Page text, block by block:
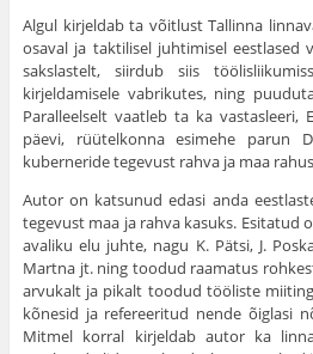
Algul kirjeldab ta võitlust Tallinna
osaval ja taktilisel juhtimisel eestlased
sakslastelt, siirdub siis
kirjeldamisele vabrikutes, ning
Paralleelselt vaatleb ta ka vastasleeri,
päevi, rüütelkonna esimehe parun
kuberneride tegevust rahva ja maa
Autor on katsunud edasi anda
tegevust maa ja rahva kasuks. Esitatud
avaliku elu juhte, nagu K. Pätsi, J.
Martna jt. ning toodud raamatus
arvukalt ja pikalt toodud tööliste
kõnesid ja refereeritud nende õiglasi
Mitmel korral kirjeldab autor ka